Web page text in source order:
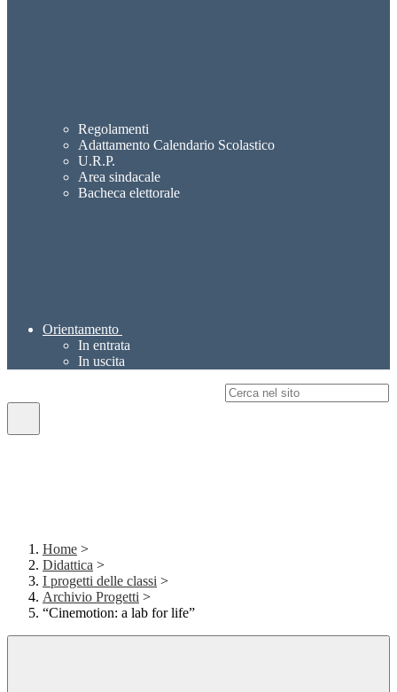
Regolamenti
Adattamento Calendario Scolastico
U.R.P.
Area sindacale
Bacheca elettorale
Orientamento
In entrata
In uscita
Home >
Didattica >
I progetti delle classi >
Archivio Progetti >
“Cinemotion: a lab for life”